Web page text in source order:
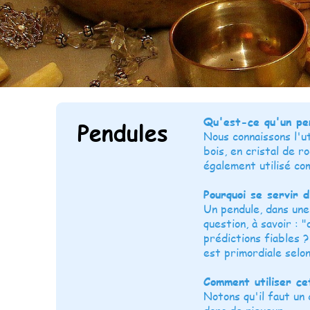
Qu'est-ce qu'un
Nous connaissons
bois, en cristal de
également utilisé
Pourquoi se servir
Un pendule, dans
question, à savoir :
prédictions fiables
est primordiale
Comment utiliser
Notons qu'il faut un
Pendules